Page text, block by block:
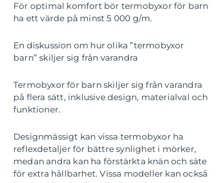
För optimal komfort bör termobyxor för barn
ha ett värde på minst 5 000 g/m.
En diskussion om hur olika ”termobyxor
barn” skiljer sig från varandra
Termobyxor för barn skiljer sig från varandra
på flera sätt, inklusive design, materialval och
funktioner.
Designmässigt kan vissa termobyxor ha
reflexdetaljer för bättre synlighet i mörker,
medan andra kan ha förstärkta knän och säte
för extra hållbarhet. Vissa modeller kan också